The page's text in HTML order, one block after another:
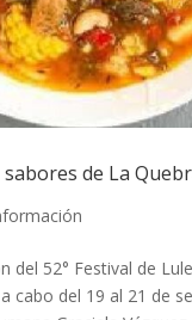
de La
del 52° Festival de
cabo del 19 al 21 de